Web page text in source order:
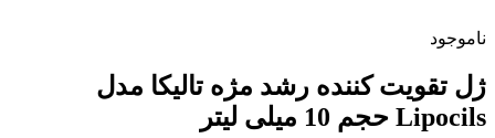
ناموجود
ژل تقویت کننده رشد مژه تالیکا مدل
Lipocils حجم 10 میلی لیتر